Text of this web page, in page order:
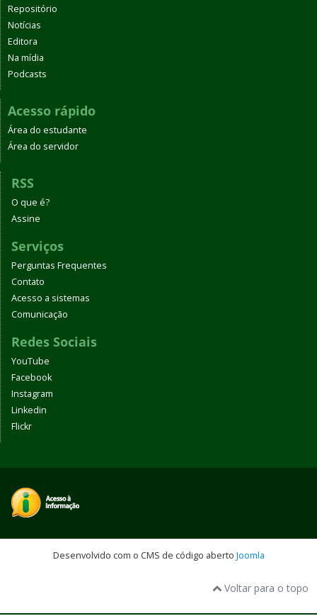
Repositório
Notícias
Editora
Na mídia
Podcasts
Acesso rápido
Área do estudante
Área do servidor
RSS
O que é?
Assine
Serviços
Perguntas Frequentes
Contato
Acesso a sistemas
Comunicação
Redes Sociais
YouTube
Facebook
Instagram
Linkedin
Flickr
Desenvolvido com o CMS de código aberto Joomla
Voltar para o topo